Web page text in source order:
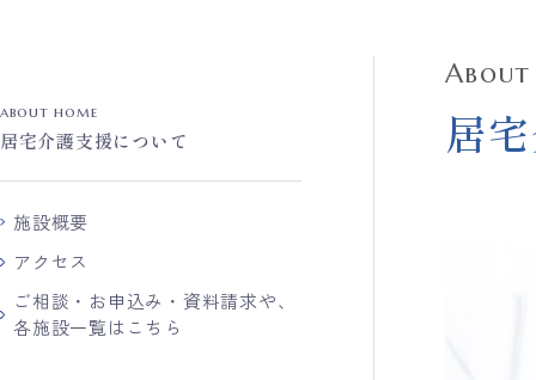
about home
居宅介護支援について
施設概要
アクセス
ご相談・お申込み・資料請求や、
各施設一覧はこちら
About
居